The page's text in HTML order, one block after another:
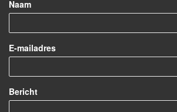
Naam
E-mailadres
Bericht